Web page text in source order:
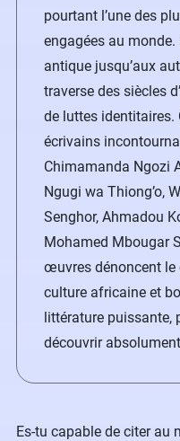
pourtant l’une des
engagées au monde.
antique jusqu’aux
traverse des siècles
de luttes identitaires.
écrivains
Chimamanda Ngozi
Ngugi wa Thiong’o,
Senghor, Ahmadou
Mohamed Mbougar
œuvres dénoncent le
culture africaine et
littérature puissante,
découvrir
Es-tu capable de citer